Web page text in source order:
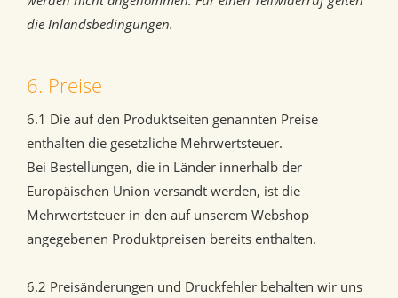
die Inlandsbedingungen.
6. Preise
6.1 Die auf den Produktseiten genannten Preise
enthalten die gesetzliche Mehrwertsteuer.
Bei Bestellungen, die in Länder innerhalb der
Europäischen Union versandt werden, ist die
Mehrwertsteuer in den auf unserem Webshop
angegebenen Produktpreisen bereits enthalten.
6.2 Preisänderungen und Druckfehler behalten wir uns